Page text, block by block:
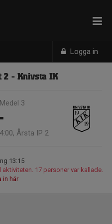
Logga in
2 - Knivsta IK
3
Årsta IP 2
13:15
17 personer var kallade.
in här